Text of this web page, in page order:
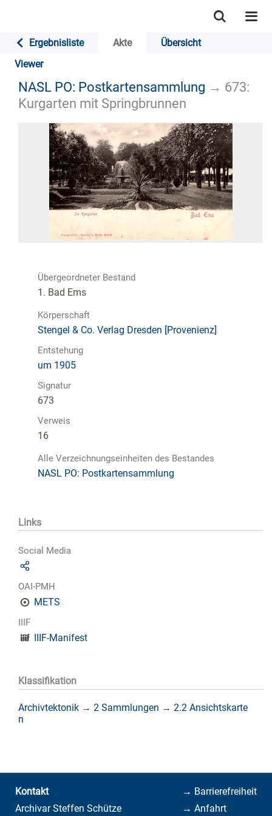
Ergebnisliste Akte
Übersicht
Viewer
NASL PO: Postkartensammlung → 673:
Kurgarten mit Springbrunnen
Übergeordneter Bestand
1. Bad Ems
Körperschaft
Stengel & Co. Verlag Dresden [Provenienz]
Entstehung
um 1905
Signatur
673
Verweis
16
Alle Verzeichnungseinheiten des Bestandes
NASL PO: Postkartensammlung
Links
Social Media
OAI-PMH
METS
IIIF
IIIF-Manifest
Klassifikation
Archivtektonik → 2 Sammlungen → 2.2 Ansichtskarte
n
→ Barrierefreiheit
→ Anfahrt
Kontakt
Archivar Steffen Schütze